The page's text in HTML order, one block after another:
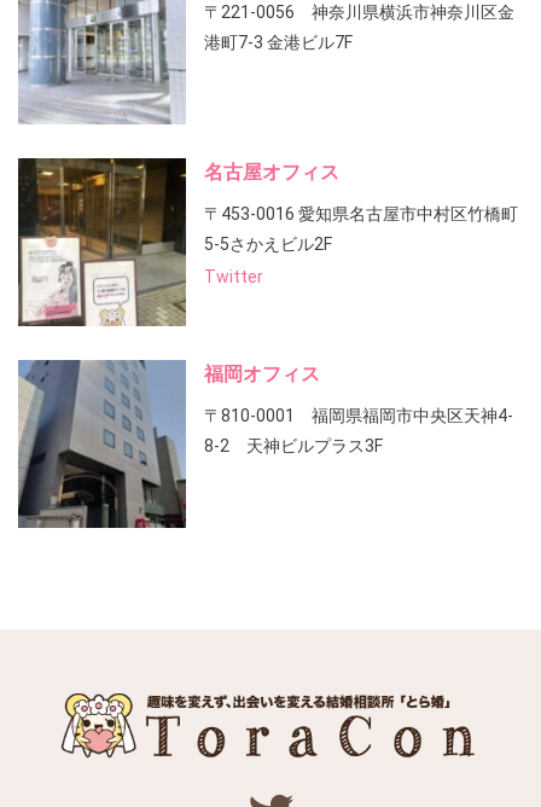
〒221-0056 神奈川県横浜市神奈川区金
港町7-3 金港ビル7F
名古屋オフィス
〒453-0016 愛知県名古屋市中村区竹橋町
5-5さかえビル2F
Twitter
福岡オフィス
〒810-0001 福岡県福岡市中央区天神4-
8-2 天神ビルプラス3F